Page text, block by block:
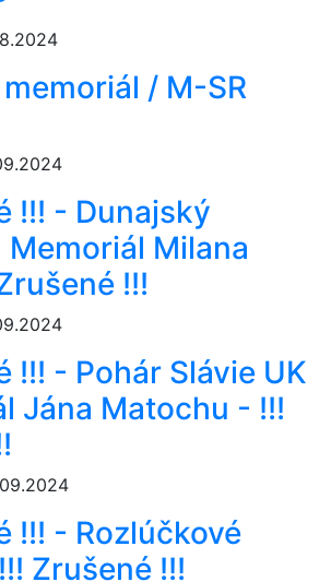
/ M-SR
!!! - Dunajský
Milana
!!!
!!! - Pohár Slávie UK
Jána Matochu - !!!
!!! - Rozlúčkové
Zrušené !!!